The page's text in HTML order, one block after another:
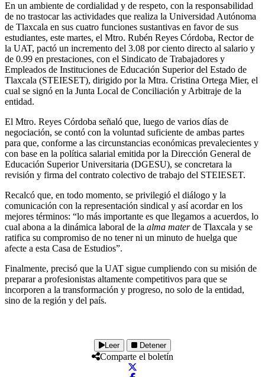
En un ambiente de cordialidad y de respeto, con la responsabilidad
de no trastocar las actividades que realiza la Universidad Autónoma
de Tlaxcala en sus cuatro funciones sustantivas en favor de sus
estudiantes, este martes, el Mtro. Rubén Reyes Córdoba, Rector de
la UAT, pactó un incremento del 3.08 por ciento directo al salario y
de 0.99 en prestaciones, con el Sindicato de Trabajadores y
Empleados de Instituciones de Educación Superior del Estado de
Tlaxcala (STEIESET), dirigido por la Mtra. Cristina Ortega Mier, el
cual se signó en la Junta Local de Conciliación y Arbitraje de la
entidad.
El Mtro. Reyes Córdoba señaló que, luego de varios días de
negociación, se contó con la voluntad suficiente de ambas partes
para que, conforme a las circunstancias económicas prevalecientes y
con base en la política salarial emitida por la Dirección General de
Educación Superior Universitaria (DGESU), se concretara la
revisión y firma del contrato colectivo de trabajo del STEIESET.
Recalcó que, en todo momento, se privilegió el diálogo y la
comunicación con la representación sindical y así acordar en los
mejores términos: “lo más importante es que llegamos a acuerdos, lo
cual abona a la dinámica laboral de la alma materde Tlaxcala y se
ratifica su compromiso de no tener ni un minuto de huelga que
afecte a esta Casa de Estudios”.
Finalmente, precisó que la UAT sigue cumpliendo con su misión de
preparar a profesionistas altamente competitivos para que se
incorporen a la transformación y progreso, no solo de la entidad,
sino de la región y del país.
Leer Detener
Comparte el boletín